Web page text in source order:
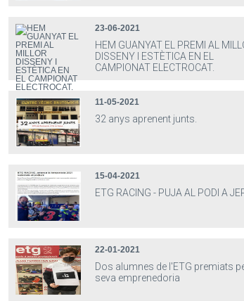
23-06-2021
HEM GUANYAT EL PREMI AL
DISSENY I ESTÈTICA EN EL
CAMPIONAT ELECTROCAT.
11-05-2021
32 anys aprenent junts.
15-04-2021
ETG RACING - PUJA AL PODI A
22-01-2021
Dos alumnes de l'ETG premiats
seva emprenedoria